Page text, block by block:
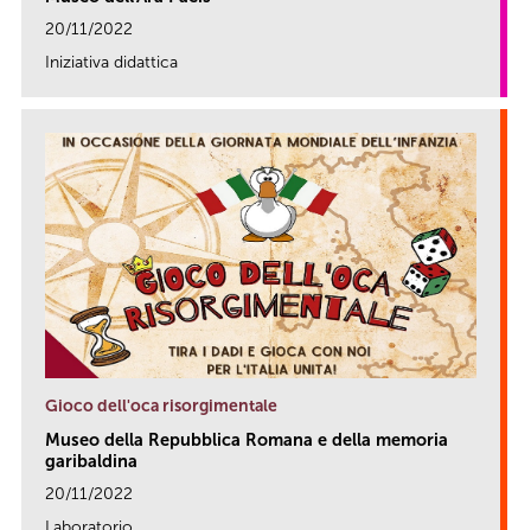
20/11/2022
Iniziativa didattica
Gioco dell'oca risorgimentale
Museo della Repubblica Romana e della memoria
garibaldina
20/11/2022